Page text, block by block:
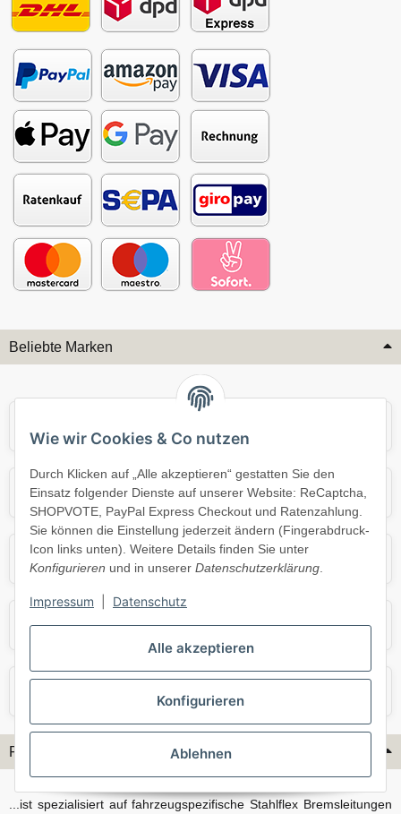
Alle akzeptieren
Konfigurieren
Ablehnen
Wie wir Cookies & Co nutzen
Durch Klicken auf „Alle akzeptieren“ gestatten Sie den
Einsatz folgender Dienste auf unserer Website: ReCaptcha,
SHOPVOTE, PayPal Express Checkout und Ratenzahlung.
Sie können die Einstellung jederzeit ändern (Fingerabdruck-
Icon links unten). Weitere Details finden Sie unter
Konfigurieren und in unserer Datenschutzerklärung.
Impressum Datenschutz
Beliebte Marken
Mercedes Mini
Opel Porsche
Skoda Smart
Flex-Hydraulik...
...ist spezialisiert auf fahrzeugspezifische Stahlflex Bremsleitungen